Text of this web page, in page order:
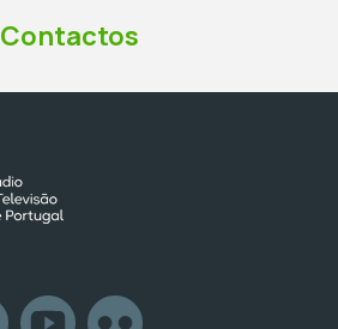
Contactos